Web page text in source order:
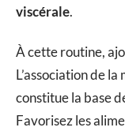
viscérale.
À cette routine,
L’association de
constitue la base
Favorisez les